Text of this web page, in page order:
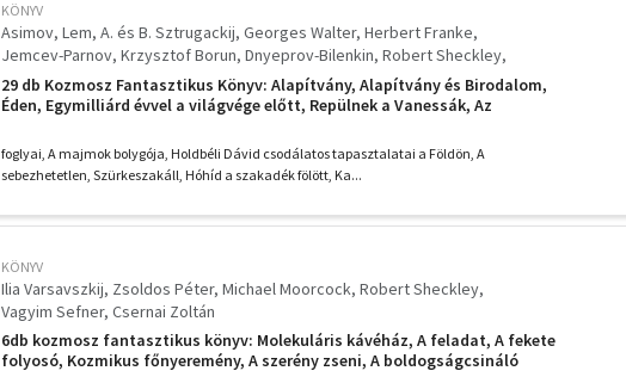
KÖNYV
Asimov Lem A. és B. Sztrugackij Georges Walter Herbert Franke
Jemcev-Parnov Krzysztof Borun Dnyeprov-Bilenkin Robert Sheckley
Herbert Ziergiebel Pierre Boulle Laczkó Géza Szentmihályi Szabó Péter
Brian W. Aldiss Zsuravljova Karin Boye Abe Kóbó Zsoldos Péter Brunner
Louis Trimble
Ludvik Soucek Ilia Varsavszkij Mesterházi Lajos
29 db Kozmosz Fantasztikus Könyv: Alapítvány, Alapítvány és Birodalom,
Éden, Egymilliárd évvel a világvége előtt, Repülnek a Vanessák, Az
Marson, Kozmikus főnyeremény, A világűr
foglyai, A majmok bolygója, Holdbéli Dávid csodálatos tapasztalatai a Földön, A
sebezhetetlen, Szürkeszakáll, Hóhíd a szakadék fölött, Ka...
KÖNYV
Ilia Varsavszkij Zsoldos Péter Michael Moorcock Robert Sheckley
Vagyim Sefner Csernai Zoltán
6db kozmosz fantasztikus könyv: Molekuláris kávéház, A feladat, A fekete
folyosó, Kozmikus főnyeremény, A szerény zseni, A boldogságcsináló